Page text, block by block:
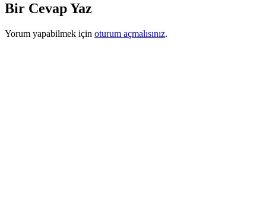
Bir Cevap Yaz
Yorum yapabilmek için oturum açmalısınız.